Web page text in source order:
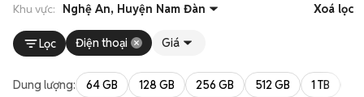
Khu vực: Nghệ An, Huyện Nam Đàn Xoá lọc
Lọc Điện thoại Giá
Dung lượng: 64 GB 128 GB 256 GB 512 GB 1 TB